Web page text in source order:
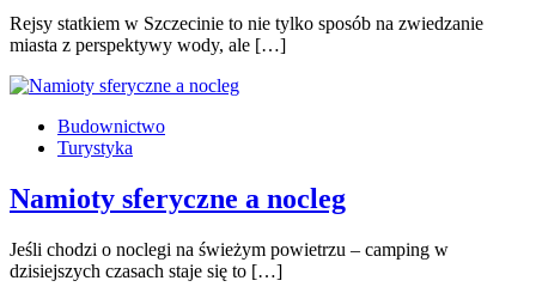
Rejsy statkiem w Szczecinie to nie tylko sposób na zwiedzanie
miasta z perspektywy wody, ale […]
Budownictwo
Turystyka
Namioty sferyczne a nocleg
Jeśli chodzi o noclegi na świeżym powietrzu – camping w
dzisiejszych czasach staje się to […]